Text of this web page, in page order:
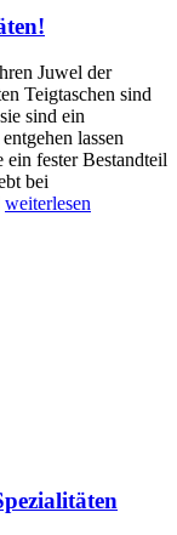
Juwel der
Teigtaschen sind
sind ein
lassen
ein fester Bestandteil
bei
weiterlesen